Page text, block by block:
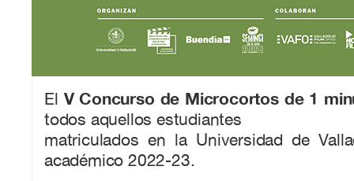
El V Concurso de Microcortos de 1
todos aquellos estudiantes
matriculados en la Universidad de
académico 2022-23.